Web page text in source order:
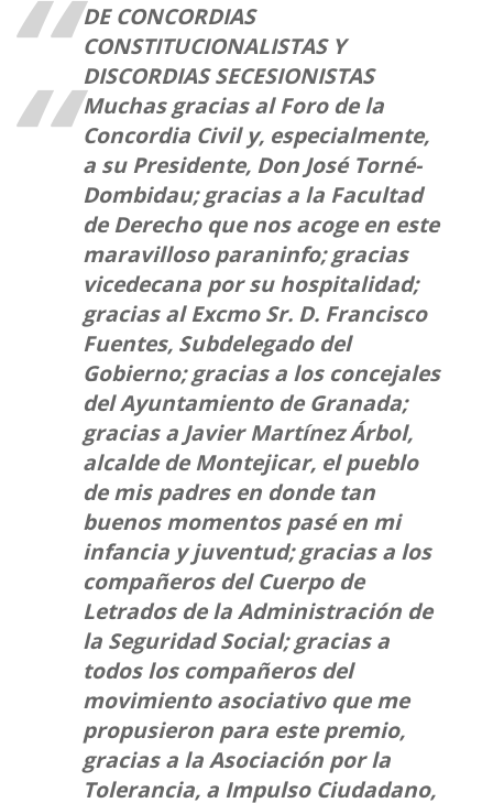
DE CONCORDIAS
CONSTITUCIONALISTAS Y
DISCORDIAS SECESIONISTAS
Muchas gracias al Foro de la
Concordia Civil y, especialmente,
a su Presidente, Don José Torné-
Dombidau; gracias a la Facultad
de Derecho que nos acoge en este
maravilloso paraninfo; gracias
vicedecana por su hospitalidad;
gracias al Excmo Sr. D. Francisco
Fuentes, Subdelegado del
Gobierno; gracias a los concejales
del Ayuntamiento de Granada;
gracias a Javier Martínez Árbol,
alcalde de Montejicar, el pueblo
de mis padres en donde tan
buenos momentos pasé en mi
infancia y juventud; gracias a los
compañeros del Cuerpo de
Letrados de la Administración de
la Seguridad Social; gracias a
todos los compañeros del
movimiento asociativo que me
propusieron para este premio,
gracias a la Asociación por la
Tolerancia, a Impulso Ciudadano,